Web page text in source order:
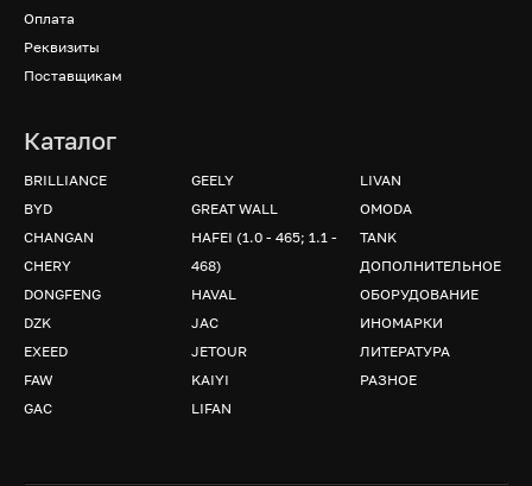
Оплата
Реквизиты
Поставщикам
Каталог
BRILLIANCE
BYD
CHANGAN
CHERY
DONGFENG
DZK
EXEED
FAW
GAC
GEELY
GREAT WALL
HAFEI (1.0 - 465; 1.1 -
468)
HAVAL
JAC
JETOUR
KAIYI
LIFAN
LIVAN
OMODA
TANK
ДОПОЛНИТЕЛЬНОЕ
ОБОРУДОВАНИЕ
ИНОМАРКИ
ЛИТЕРАТУРА
РАЗНОЕ